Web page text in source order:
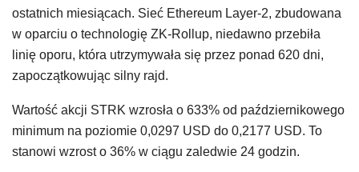
ostatnich miesiącach. Sieć Ethereum Layer-2, zbudowana
w oparciu o technologię ZK-Rollup, niedawno przebiła
linię oporu, która utrzymywała się przez ponad 620 dni,
zapoczątkowując silny rajd.
Wartość akcji STRK wzrosła o 633% od październikowego
minimum na poziomie 0,0297 USD do 0,2177 USD. To
stanowi wzrost o 36% w ciągu zaledwie 24 godzin.